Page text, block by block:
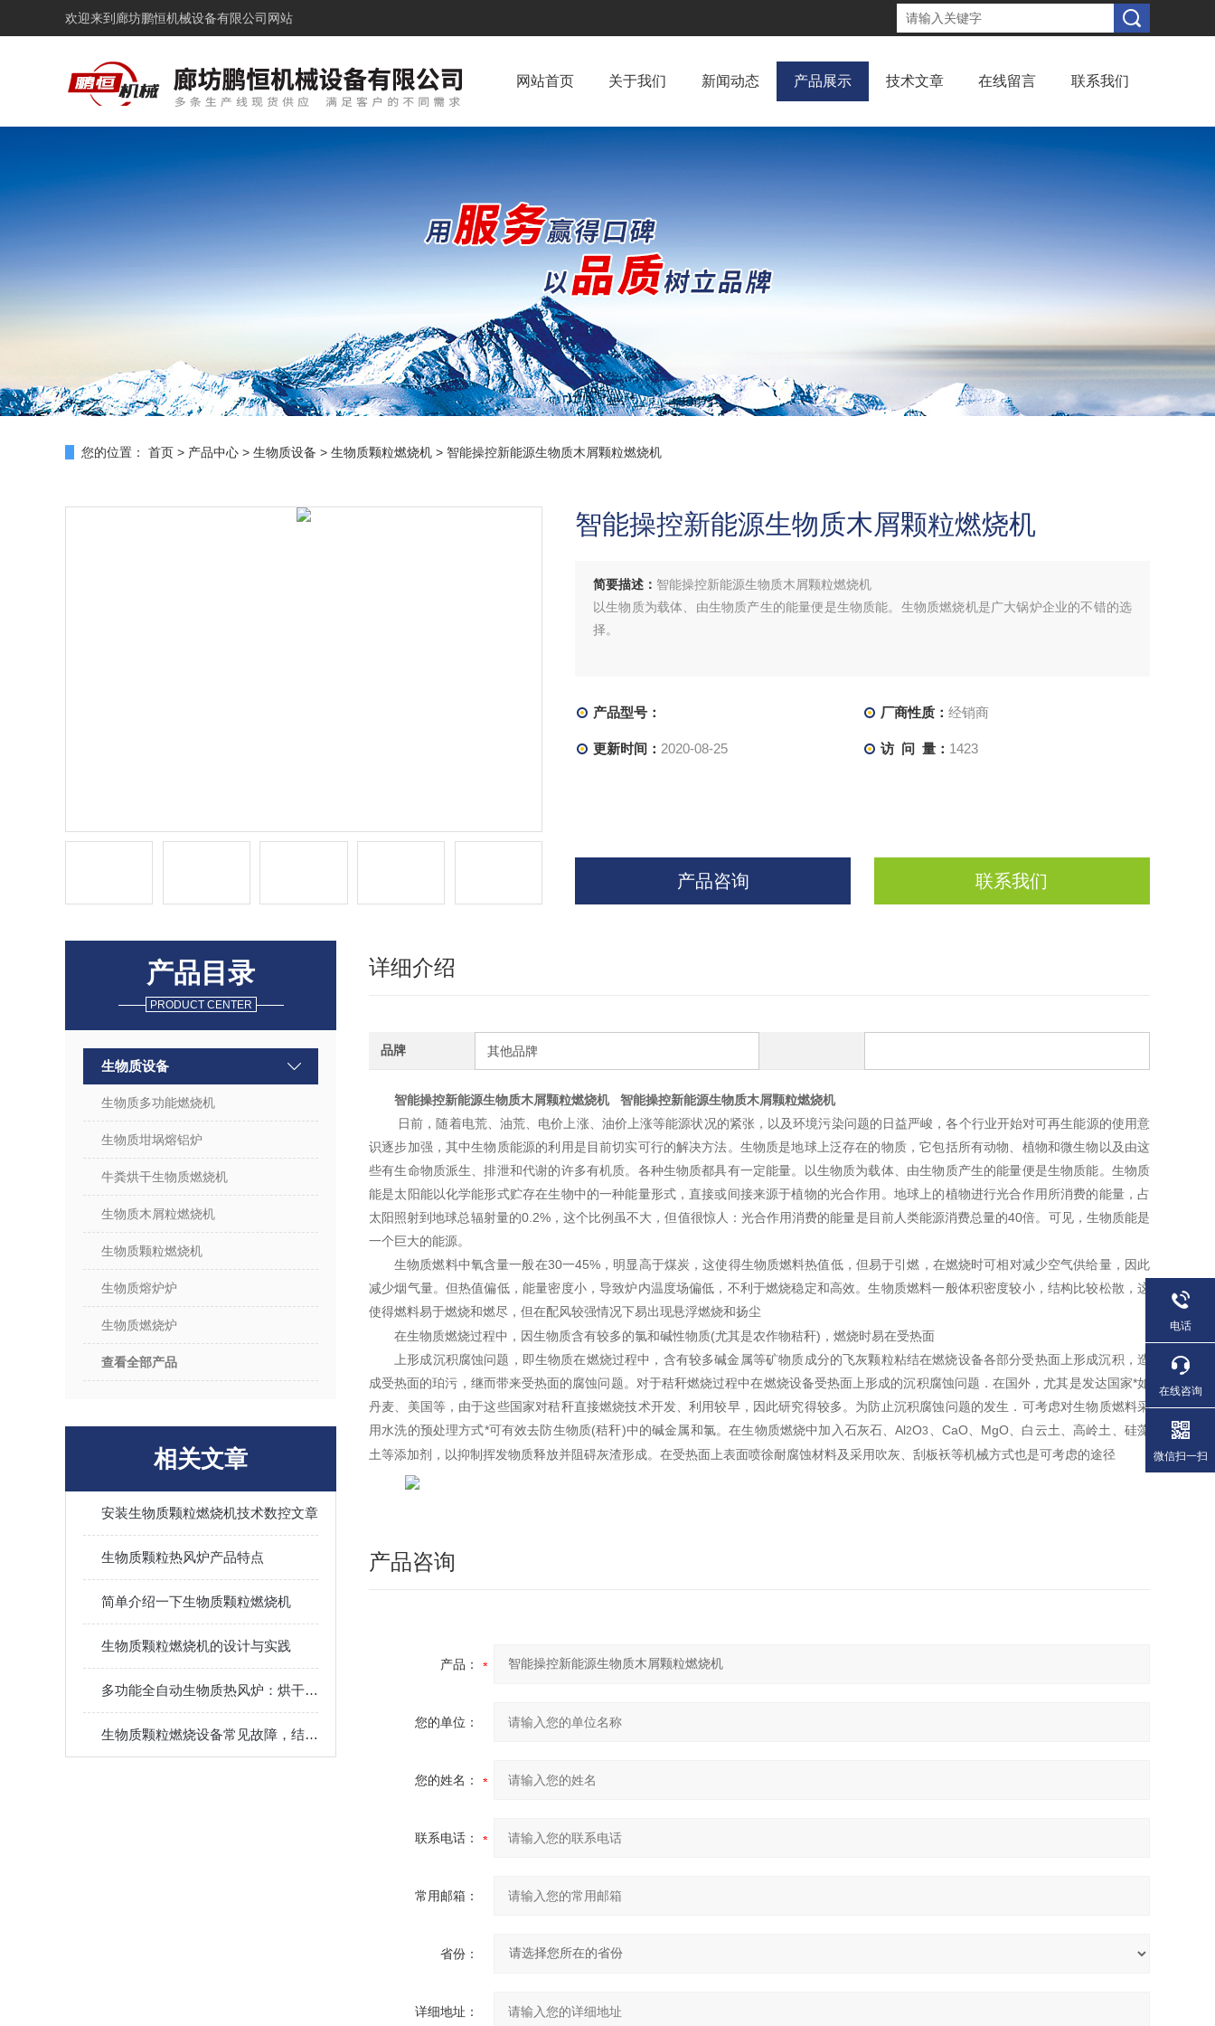
欢迎来到 廊坊鹏恒机械设备有限公司网站
网站首页 关于我们 新闻动态 产品展示 技术文章 在线留言 联系我们
您的位置： 首页 > 产品中心 > 生物质设备 > 生物质颗粒燃烧机 > 智能操控新能源生物质木屑颗粒燃烧机
智能操控新能源生物质木屑颗粒燃烧机
简要描述： 智能操控新能源生物质木屑颗粒燃烧机
以生物质为载体、由生物质产生的能量便是生物质能。生物质燃烧机是广大锅炉企业的不错的选
择。
产品型号： 厂商性质： 经销商
更新时间： 2020-08-25 访 问 量： 1423
产品咨询 联系我们
产品目录
PRODUCT CENTER
生物质设备
生物质多功能燃烧机
生物质坩埚熔铝炉
牛粪烘干生物质燃烧机
生物质木屑粒燃烧机
生物质颗粒燃烧机
生物质熔炉炉
生物质燃烧炉
查看全部产品
相关文章
安装生物质颗粒燃烧机技术数控文章
生物质颗粒热风炉产品特点
简单介绍一下生物质颗粒燃烧机
生物质颗粒燃烧机的设计与实践
多功能全自动生物质热风炉：烘干、加热、供暖一机多用，提升生产效率
生物质颗粒燃烧设备常见故障，结焦熄火排烟异常原因排查维修方法
详细介绍
品牌 其他品牌
智能操控新能源生物质木屑颗粒燃烧机
智能操控新能源生物质木屑颗粒燃烧机
日前，随着电荒、油荒、电价上涨、油价上涨等能源状况的紧张，以及环境污染问题的日益严峻，各个行业开始对可再生能源的使用意
识逐步加强，其中生物质能源的利用是目前切实可行的解决方法。生物质是地球上泛存在的物质，它包括所有动物、植物和微生物以及由这
些有生命物质派生、排泄和代谢的许多有机质。各种生物质都具有一定能量。以生物质为载体、由生物质产生的能量便是生物质能。生物质
能是太阳能以化学能形式贮存在生物中的一种能量形式，直接或间接来源于植物的光合作用。地球上的植物进行光合作用所消费的能量，占
太阳照射到地球总辐射量的0.2%，这个比例虽不大，但值很惊人：光合作用消费的能量是目前人类能源消费总量的40倍。可见，生物质能是
一个巨大的能源。
生物质燃料中氧含量一般在30一45%，明显高于煤炭，这使得生物质燃料热值低，但易于引燃，在燃烧时可相对减少空气供给量，因此
减少烟气量。但热值偏低，能量密度小，导致炉内温度场偏低，不利于燃烧稳定和高效。生物质燃料一般体积密度较小，结构比较松散，这
使得燃料易于燃烧和燃尽，但在配风较强情况下易出现悬浮燃烧和扬尘
在生物质燃烧过程中，因生物质含有较多的氯和碱性物质(尤其是农作物秸秆)，燃烧时易在受热面
上形成沉积腐蚀问题，即生物质在燃烧过程中，含有较多碱金属等矿物质成分的飞灰颗粒粘结在燃烧设备各部分受热面上形成沉积，造
成受热面的珀污，继而带来受热面的腐蚀问题。对于秸秆燃烧过程中在燃烧设备受热面上形成的沉积腐蚀问题．在国外，尤其是发达国家*如
丹麦、美国等，由于这些国家对秸秆直接燃烧技术开发、利用较早，因此研究得较多。为防止沉积腐蚀问题的发生．可考虑对生物质燃料采
用水洗的预处理方式*可有效去防生物质(秸秆)中的碱金属和氯。在生物质燃烧中加入石灰石、Al2O3
、CaO、MgO、白云土、高岭土、硅藻
土等添加剂，以抑制挥发物质释放并阻碍灰渣形成。在受热面上表面喷徐耐腐蚀材料及采用吹灰、刮板袄等机械方式也是可考虑的途径
产品咨询
产品：
您的单位：
您的姓名：
联系电话：
常用邮箱：
省份：
详细地址：
电话
在线咨询
微信扫一扫